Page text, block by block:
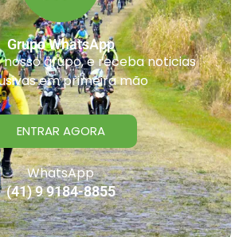
Grupo WhatsApp
grupo, e receba noticias
em primeira mão
ENTRAR AGORA
WhatsApp
(41) 9 9184-8855